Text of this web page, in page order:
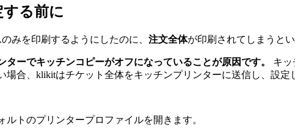
る前に
みを印刷するようにしたのに、 注文全体が印刷されてしまうと
ーでキッチンコピーがオフになっていることが原因です。
キ
場合、klikitはチケット全体をキッチンプリンターに送信し、設定
ルトのプリンタープロファイルを開きます。